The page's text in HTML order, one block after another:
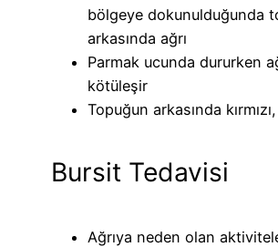
bölgeye dokunulduğunda
arkasında ağrı
Parmak ucunda dururken
kötüleşir
Topuğun arkasında
Bursit Tedavisi
Ağrıya neden olan